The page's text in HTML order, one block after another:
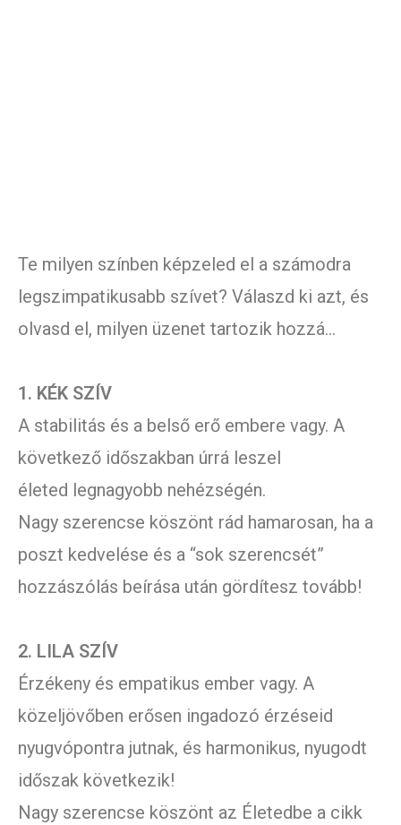
Te milyen színben képzeled el a számodra
legszimpatikusabb szívet? Válaszd ki azt, és
olvasd el, milyen üzenet tartozik hozzá…
1. KÉK SZÍV
A stabilitás és a belső erő embere vagy. A
következő időszakban úrrá leszel
életed legnagyobb nehézségén.
Nagy szerencse köszönt rád hamarosan, ha a
poszt kedvelése és a “sok szerencsét”
hozzászólás beírása után gördítesz tovább!
2. LILA SZÍV
Érzékeny és empatikus ember vagy. A
közeljövőben erősen ingadozó érzéseid
nyugvópontra jutnak, és harmonikus, nyugodt
időszak következik!
Nagy szerencse köszönt az Életedbe a cikk